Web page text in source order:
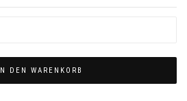
DEN WARENKORB